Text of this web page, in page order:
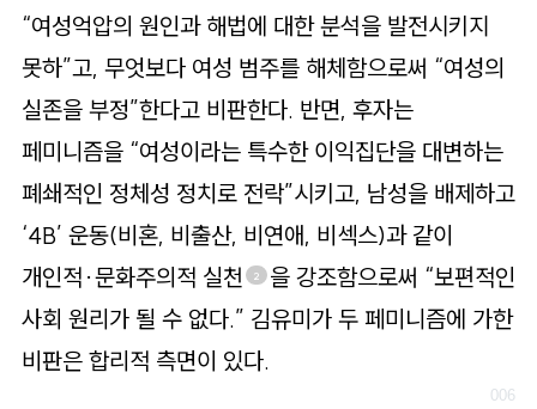
“여성억압의 원인과 해법에 대한 분석을 발전시키지
못하”고, 무엇보다 여성 범주를 해체함으로써 “여성의
실존을 부정”한다고 비판한다. 반면, 후자는
페미니즘을 “여성이라는 특수한 이익집단을 대변하는
폐쇄적인 정체성 정치로 전락”시키고, 남성을 배제하고
‘4B’ 운동(비혼, 비출산, 비연애, 비섹스)과 같이
개인적·문화주의적 실천
2
을 강조함으로써 “보편적인
사회 원리가 될 수 없다.” 김유미가 두 페미니즘에 가한
비판은 합리적 측면이 있다.